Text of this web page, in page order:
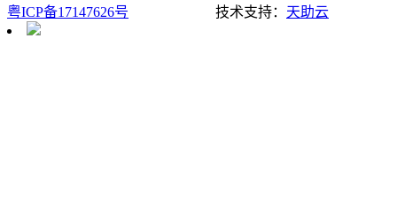
粤ICP备17147626号
技术支持： 天助云